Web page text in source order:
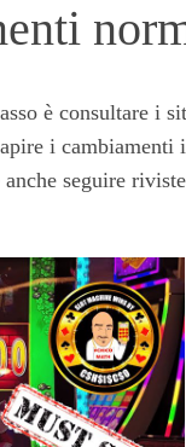
è consultare
i
seguire